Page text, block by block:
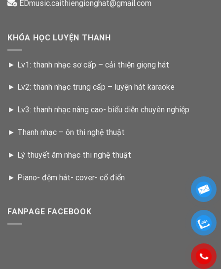
EDmusic.caithiengionghat@gmail.com
KHÓA HỌC LUYỆN THANH
► Lv1: thanh nhạc sơ cấp – cải thiện giọng hát
► Lv2: thanh nhạc trung cấp – luyện hát karaoke
► Lv3: thanh nhạc nâng cao- biểu diễn chuyên nghiệp
► Thanh nhạc – ôn thi nghệ thuật
► Lý thuyết âm nhạc thi nghệ thuật
► Piano- đệm hát- cover- cổ điển
FANPAGE FACEBOOK